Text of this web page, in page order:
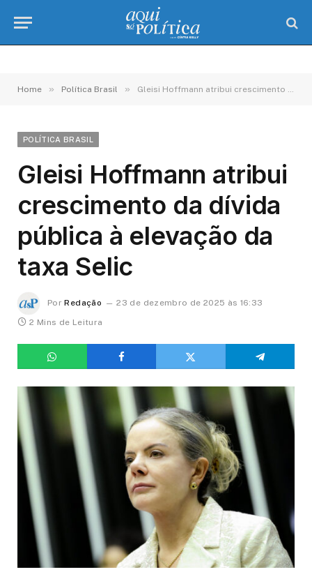
Home » Política Brasil » Gleisi Hoffmann atribui crescimento da dívida pública à elevação da taxa Selic
POLÍTICA BRASIL
Gleisi Hoffmann atribui
crescimento da dívida
pública à elevação da
taxa Selic
Por Redação
23 de dezembro de 2025 às 16:33
2 Mins de Leitura